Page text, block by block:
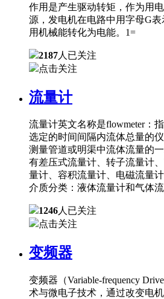
作用是产生驱动转矩，作为用
源，发电机在电路中用字母G
用机械能转化为电能。1=
2187人已关注
点击关注
流量计
流量计英文名称是flowmeter：
选定的时间间隔内流体总量的
测量管道或明渠中流体流量的
有差压式流量计、转子流量计
量计、容积流量计、电磁流量
介质分类：液体流量计和气体流
1246人已关注
点击关注
变频器
变频器（Variable-frequency
术与微电子技术，通过改变电